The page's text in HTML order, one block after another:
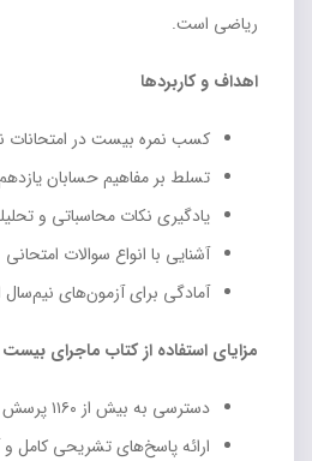
ریاضی است.
اهداف و کاربردها
کسب نمره بیست در امتحانات
تسلط بر مفاهیم حسابان
یادگیری نکات محاسباتی و
آشنایی با انواع سوالات امتحانی
آمادگی برای آزمون‌های
مزایای استفاده از کتاب ماجرای
دسترسی به بیش از ۱۱۶۰ پرسش امتحانی
ارائه پاسخ‌های تشریحی کامل و